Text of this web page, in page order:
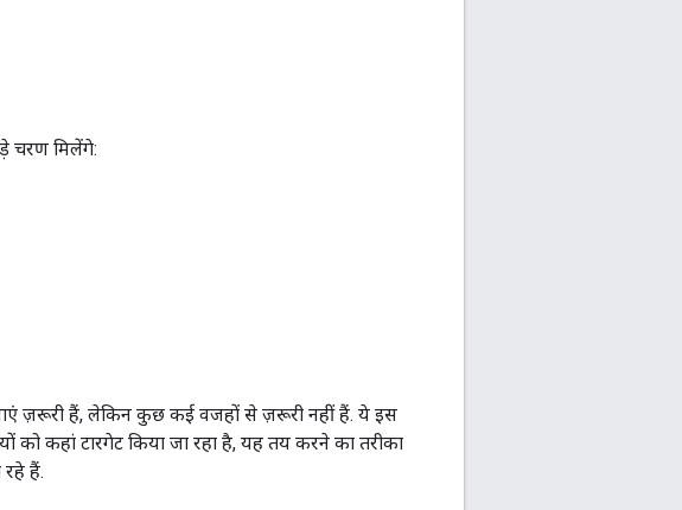
चरण मिलेंगे:
ज़रूरी हैं, लेकिन कुछ कई वजहों से ज़रूरी नहीं हैं. ये इस
को कहां टारगेट किया जा रहा है, यह तय करने का तरीका
रहे हैं.